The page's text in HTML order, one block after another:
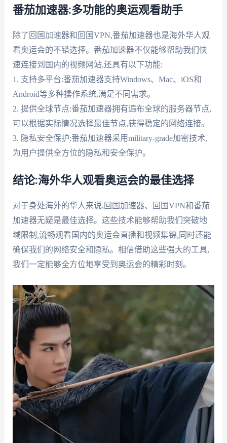
番茄加速器:多功能的奥运观看助手
除了回国加速器和回国VPN,番茄加速器也是海外华人观
看奥运会的不错选择。番茄加速器不仅能够帮助我们快
速连接到国内的视频网站,还具有以下功能:
1. 支持多平台:番茄加速器支持Windows、Mac、iOS和
Android等多种操作系统,满足不同需求。
2. 提供全球节点:番茄加速器拥有遍布全球的服务器节点,
可以根据实际情况选择最佳节点,获得稳定的网络连接。
3. 隐私安全保护:番茄加速器采用military-grade加密技术,
为用户提供全方位的隐私和安全保护。
结论:海外华人观看奥运会的最佳选择
对于身处海外的华人来说,回国加速器、回国VPN和番茄
加速器无疑是最佳选择。这些技术能够帮助我们突破地
域限制,流畅观看国内的奥运会直播和视频集锦,同时还能
确保我们的网络安全和隐私。相信借助这些强大的工具,
我们一定能够全方位地享受到奥运会的精彩时刻。